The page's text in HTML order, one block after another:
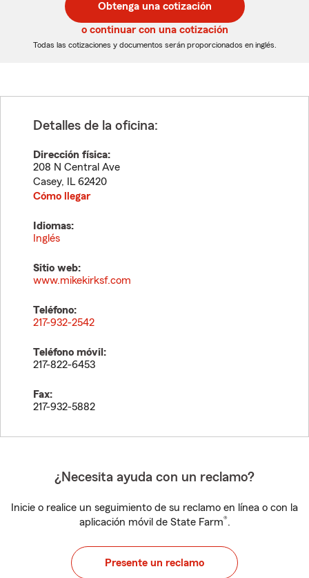
de
5
dígitos
de
5
dígitos
Obtenga una cotización
o continuar con una cotización
Todas las cotizaciones y documentos serán proporcionados en inglés.
Detalles de la oficina:
Dirección física:
208 N Central Ave
Casey, IL 62420
Cómo llegar
Idiomas:
Inglés
Sitio web:
www.mikekirksf.com
Teléfono:
217-932-2542
Teléfono móvil:
217-822-6453
Fax:
217-932-5882
¿Necesita ayuda con un reclamo?
Inicie o realice un seguimiento de su reclamo en línea o con la
aplicación móvil de State Farm®.
Presente un reclamo